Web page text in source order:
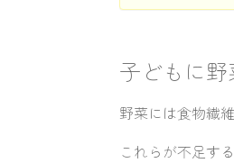
子どもに
野菜には食物繊
これらが不足す